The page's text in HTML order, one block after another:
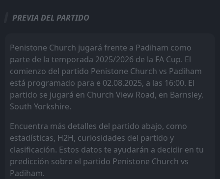
14:00
02Aug
Penistone Church
Padiham
18:45
06Aug
Golcar United
Padiham
14:00
03Aug
Padiham
Golcar United
14:00
Padiham
Clitheroe
PREVIA DEL PARTIDO
Penistone Church jugará frente a Padiham como
parte de la temporada 2025/2026 de la FA Cup. El
comienzo del partido Penistone Church vs Padiham
está programado para e 02.08.2025, a las 16:00. El
partido se jugará en Church View Road, en Barnsley,
South Yorkshire.
Encuentra más detalles del partido abajo, como
estadísticas, H2H, curiosidades del partido y
clasificación. Estos datos te ayudarán a decidir en tu
predicción sobre el partido Penistone Church vs
Padiham.